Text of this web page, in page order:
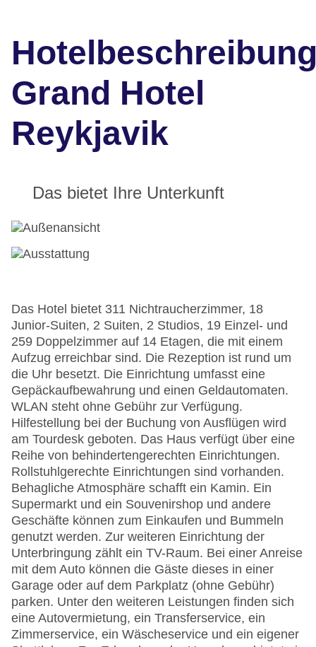
Grand Hotel
Reykjavik
Das bietet Ihre Unterkunft
Das Hotel bietet 311 Nichtraucherzimmer, 18
Junior-Suiten, 2 Suiten, 2 Studios, 19 Einzel- und
259 Doppelzimmer auf 14 Etagen, die mit einem
Aufzug erreichbar sind. Die Rezeption ist rund um
die Uhr besetzt. Die Einrichtung umfasst eine
Gepäckaufbewahrung und einen Geldautomaten.
WLAN steht ohne Gebühr zur Verfügung.
Hilfestellung bei der Buchung von Ausflügen wird
am Tourdesk geboten. Das Haus verfügt über eine
Reihe von behindertengerechten Einrichtungen.
Rollstuhlgerechte Einrichtungen sind vorhanden.
Behagliche Atmosphäre schafft ein Kamin. Ein
Supermarkt und ein Souvenirshop und andere
Geschäfte können zum Einkaufen und Bummeln
genutzt werden. Zur weiteren Einrichtung der
Unterbringung zählt ein TV-Raum. Bei einer Anreise
mit dem Auto können die Gäste dieses in einer
Garage oder auf dem Parkplatz (ohne Gebühr)
parken. Unter den weiteren Leistungen finden sich
eine Autovermietung, ein Transferservice, ein
Zimmerservice, ein Wäscheservice und ein eigener